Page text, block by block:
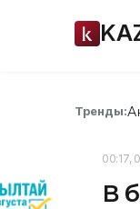
Тренды:
00:17,
В